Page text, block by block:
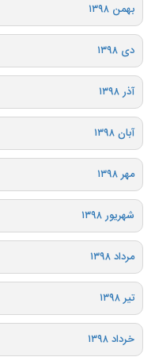
بهمن ۱۳۹۸
دی ۱۳۹۸
آذر ۱۳۹۸
آبان ۱۳۹۸
مهر ۱۳۹۸
شهریور ۱۳۹۸
مرداد ۱۳۹۸
تیر ۱۳۹۸
خرداد ۱۳۹۸